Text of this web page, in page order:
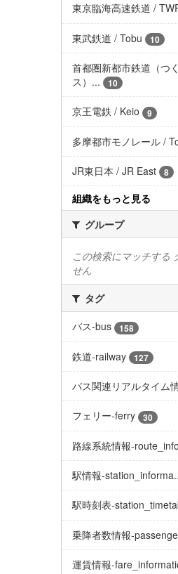
東京臨海高速鉄道 /
東武鉄道 / Tobu 10
首都圏新都市鉄道（つ
ス）...
10
京王電鉄 / Keio 9
多摩都市モノレール /
JR東日本 / JR East 8
組織をもっと見る
グループ
この検索にマッチする
せん
タグ
バス-bus
158
鉄道-railway 127
バス関連リアルタイム
フェリー-ferry 30
路線系統情報-
駅情報-
駅時刻表-
乗降者数情報-
運賃情報-